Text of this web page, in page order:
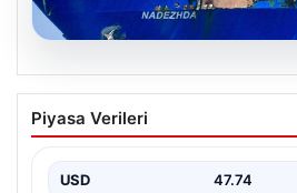
Karadeniz’deki
Samsun’a ulaştı ve ilk
Karadeniz bölgesinde yaşanan
Piyasa Verileri
USD 47.74